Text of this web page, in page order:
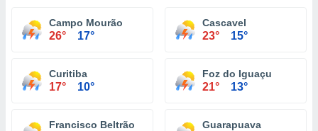
Campo Mourão
26° 17°
Cascavel
23° 15°
Curitiba
17° 10°
Foz do Iguaçu
21° 13°
Francisco Beltrão Guarapuava